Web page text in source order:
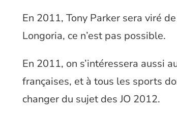
En 2011, Tony Parker sera viré
Longoria, ce n’est pas possible.
En 2011, on s’intéressera aussi
françaises, et à tous les sports
changer du sujet des JO 2012.